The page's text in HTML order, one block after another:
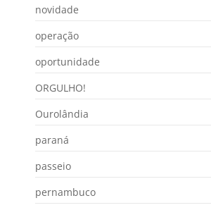
novidade
operação
oportunidade
ORGULHO!
Ourolândia
paraná
passeio
pernambuco